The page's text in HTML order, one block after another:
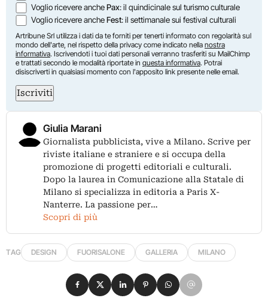
Voglio ricevere anchePax: il quindicinale sul turismo culturale
Voglio ricevere ancheFest: il settimanale sui festival culturali
Artribune Srl utilizza i dati da te forniti per tenerti informato con regolarità sul
mondo dell'arte, nel rispetto della privacy come indicato nella nostra
informativa. Iscrivendoti i tuoi dati personali verranno trasferiti su MailChimp
e trattati secondo le modalità riportate in questa informativa. Potrai
disiscriverti in qualsiasi momento con l'apposito link presente nelle email.
Iscriviti
Giulia Marani
Giornalista pubblicista, vive a Milano. Scrive per
riviste italiane e straniere e si occupa della
promozione di progetti editoriali e culturali.
Dopo la laurea in Comunicazione alla Statale di
Milano si specializza in editoria a Paris X-
Nanterre. La passione per…
Scopri di più
TAG DESIGN FUORISALONE GALLERIA MILANO
Condividi su Facebook
Condividi su X
Condividi su LinkedIn
Condividi su Pinterest
Condividi su WhatsApp
Condividi su Email